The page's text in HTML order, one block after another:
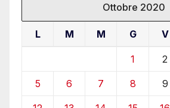
Ottobre 2020
L M M G V
1 2
5 6 7 8 9